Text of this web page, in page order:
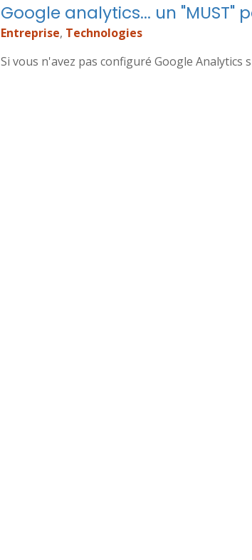
Google analytics... un "MUST"
Entreprise, Technologies
Si vous n'avez pas configuré Google Analytics